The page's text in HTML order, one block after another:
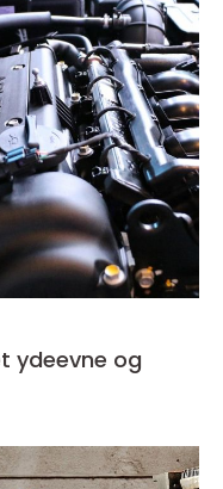
ydeevne og